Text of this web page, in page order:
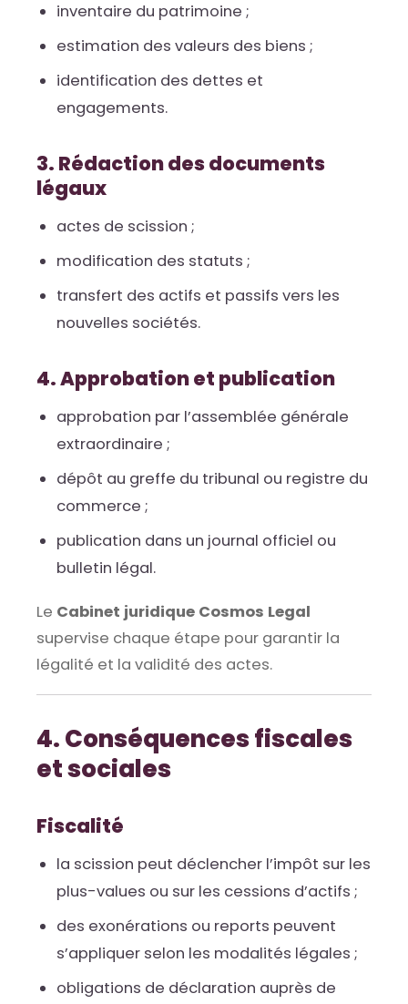
inventaire du patrimoine ;
estimation des valeurs des biens ;
identification des dettes et
engagements.
3. Rédaction des documents
légaux
actes de scission ;
modification des statuts ;
transfert des actifs et passifs vers les
nouvelles sociétés.
4. Approbation et publication
approbation par l’assemblée générale
extraordinaire ;
dépôt au greffe du tribunal ou registre du
commerce ;
publication dans un journal officiel ou
bulletin légal.
Le Cabinet juridique Cosmos Legal
supervise chaque étape pour garantir la
légalité et la validité des actes.
4. Conséquences fiscales
et sociales
Fiscalité
la scission peut déclencher l’impôt sur les
plus-values ou sur les cessions d’actifs ;
des exonérations ou reports peuvent
s’appliquer selon les modalités légales ;
obligations de déclaration auprès de